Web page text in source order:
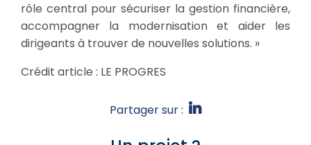
rôle central pour sécuriser la gestion financière,
accompagner la modernisation et aider les
dirigeants à trouver de nouvelles solutions. »
Crédit article : LE PROGRES
Partager sur :